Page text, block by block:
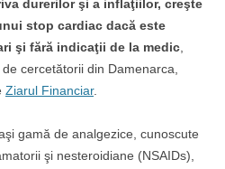
durerilor şi a inflaţiilor, creşte
stop cardiac dacă este
şi fără indicaţii de la medic
cercetătorii din Damenarca,
Ziarul Financiar.
gamă de analgezice, cunoscute
şi nesteroidiane (NSAIDs),